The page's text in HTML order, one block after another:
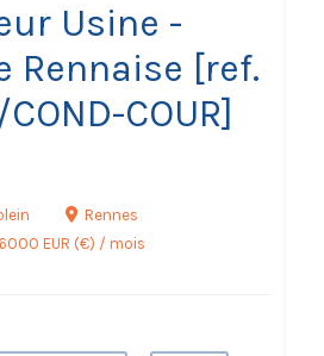
Usine -
Rennaise [ref.
COUR]
Rennes
EUR (€) / mois